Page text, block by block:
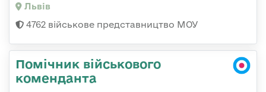
Львів
4762 військове представництво МОУ
Помічник військового
коменданта